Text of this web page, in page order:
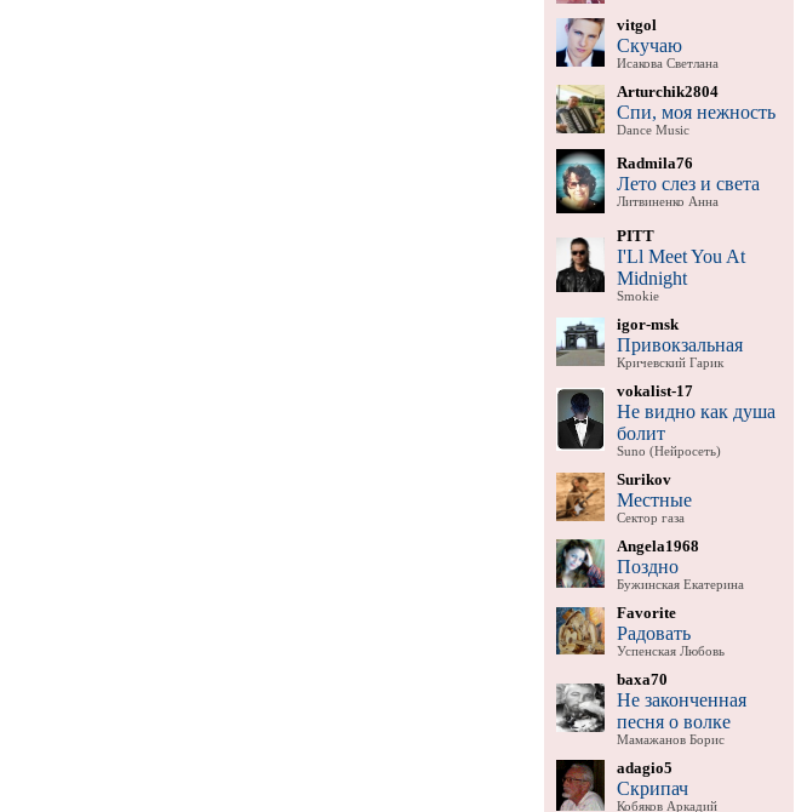
vitgol
Скучаю
Исакова Светлана
Arturchik2804
Спи, моя нежность
Dance Music
Radmila76
Лето слез и света
Литвиненко Анна
PITT
I'Ll Meet You At
Midnight
Smokie
igor-msk
Привокзальная
Кричевский Гарик
vokalist-17
Не видно как душа
болит
Suno (Нейросеть)
Surikov
Местные
Сектор газа
Angela1968
Поздно
Бужинская Екатерина
Favorite
Радовать
Успенская Любовь
baxa70
Не законченная
песня о волке
Мамажанов Борис
adagio5
Скрипач
Кобяков Аркадий